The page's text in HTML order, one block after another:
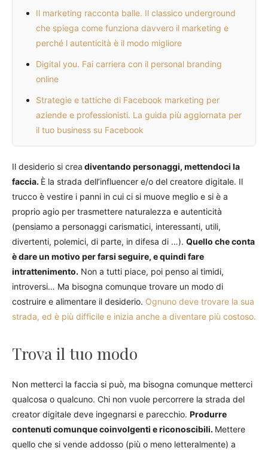
Il marketing racconta balle. Il classico underground
che spiega come funziona davvero il marketing e
perché l autenticità è il modo migliore
Digital you. Fai carriera con il personal branding
online
Strategie e tattiche di Facebook marketing per
aziende e professionisti. La guida più aggiornata per
il tuo business su Facebook
Il desiderio si crea diventando personaggi, mettendoci la
faccia. È la strada dell’influencer e/o del creatore digitale. Il
trucco è vestire i panni in cui ci si muove meglio e si è a
proprio agio per trasmettere naturalezza e autenticità
(pensiamo a personaggi carismatici, interessanti, utili,
divertenti, polemici, di parte, in difesa di …). Quello che conta
è dare un motivo per farsi seguire, e quindi fare
intrattenimento. Non a tutti piace, poi penso ai timidi,
introversi… Ma bisogna comunque trovare un modo di
costruire e alimentare il desiderio. Ognuno deve trovare la sua
strada, ed è più difficile e inizia anche a diventare più costoso.
Trova il tuo modo
Non metterci la faccia si può, ma bisogna comunque metterci
qualcosa o qualcuno. Chi non vuole percorrere la strada del
creator digitale deve ingegnarsi e parecchio. Produrre
contenuti comunque coinvolgenti e riconoscibili. Mettere
quello che si vende addosso (più o meno letteralmente) a